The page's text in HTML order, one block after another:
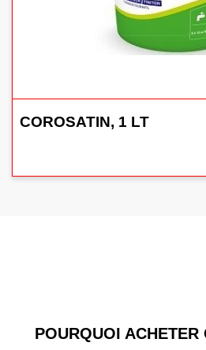
COROSATIN, 1 LT
POURQUOI ACHETER